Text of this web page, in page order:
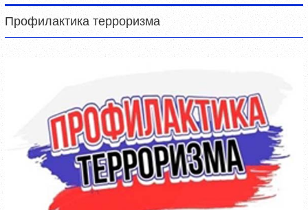
Профилактика терроризма